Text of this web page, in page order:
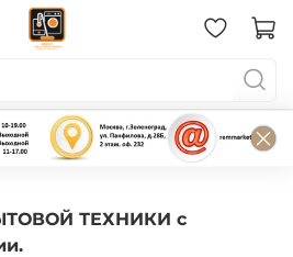
ТЕХНИКИ с
России.